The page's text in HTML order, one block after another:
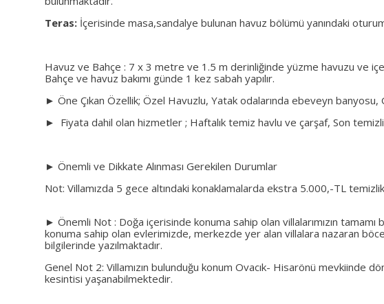
Teras: İçerisinde masa,sandalye bulunan havuz bölümü yanındaki oturum
Havuz ve Bahçe : 7 x 3 metre ve 1.5 m derinliğinde yüzme havuzu ve
Bahçe ve havuz bakımı günde 1 kez sabah yapılır.
► Öne Çıkan Özellik; Özel Havuzlu, Yatak odalarında ebeveyn banyosu,
► Fiyata dahil olan hizmetler ; Haftalık temiz havlu ve çarşaf, Son
► Önemli ve Dikkate Alınması Gerekilen Durumlar
Not: Villamızda 5 gece altındaki konaklamalarda ekstra 5.000,-TL
► Önemli Not : Doğa içerisinde konuma sahip olan villalarımızın
konuma sahip olan evlerimizde, merkezde yer alan villalara nazaran
bilgilerinde yazılmaktadır.
Genel Not 2: Villamızın bulunduğu konum Ovacık- Hisarönü mevkiinde
kesintisi yaşanabilmektedir.